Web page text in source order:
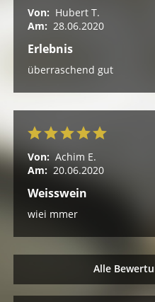
Von: Hubert T.
Am: 28.06.2020
Erlebnis
überraschend gut
Von: Achim E.
Am: 20.06.2020
Weisswein
wiei mmer
Alle